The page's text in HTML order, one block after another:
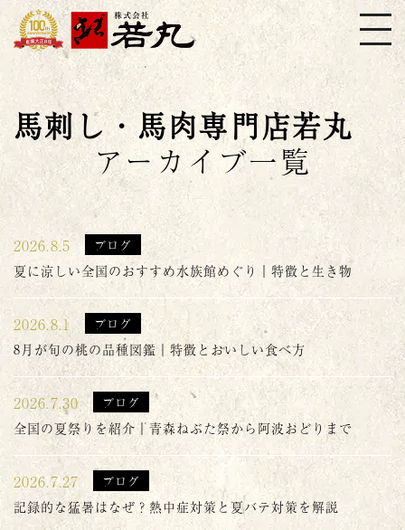
株式会社若丸
馬刺し・馬肉専門店若丸
アーカイブ一覧
2026.8.5 ブログ
夏に涼しい全国のおすすめ水族館めぐり｜特徴と生き物
2026.8.1 ブログ
8月が旬の桃の品種図鑑｜特徴とおいしい食べ方
2026.7.30 ブログ
全国の夏祭りを紹介｜青森ねぶた祭から阿波おどりまで
2026.7.27 ブログ
記録的な猛暑はなぜ？熱中症対策と夏バテ対策を解説